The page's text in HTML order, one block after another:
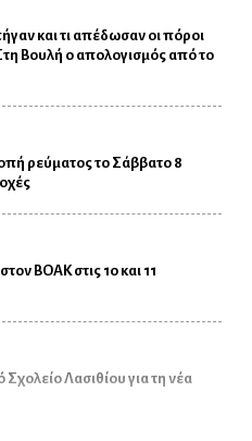
και τι απέδωσαν οι πόροι
Βουλή ο απολογισμός από το
ρεύματος το Σάββατο 8
ΒΟΑΚ στις 10 και 11
Λασιθίου για τη νέα